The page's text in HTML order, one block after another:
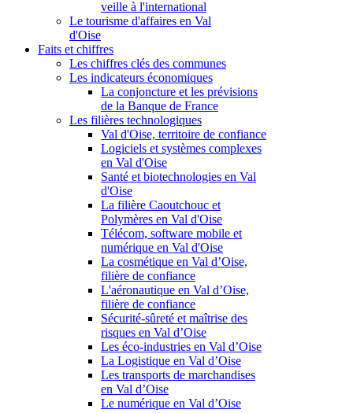
veille à l'international
Le tourisme d'affaires en Val
d'Oise
Faits et chiffres
Les chiffres clés des communes
Les indicateurs économiques
La conjoncture et les prévisions
de la Banque de France
Les filières technologiques
Val d'Oise, territoire de confiance
Logiciels et systèmes complexes
en Val d'Oise
Santé et biotechnologies en Val
d'Oise
La filière Caoutchouc et
Polymères en Val d'Oise
Télécom, software mobile et
numérique en Val d'Oise
La cosmétique en Val d’Oise,
filière de confiance
L'aéronautique en Val d’Oise,
filière de confiance
Sécurité-sûreté et maîtrise des
risques en Val d’Oise
Les éco-industries en Val d’Oise
La Logistique en Val d’Oise
Les transports de marchandises
en Val d’Oise
Le numérique en Val d’Oise